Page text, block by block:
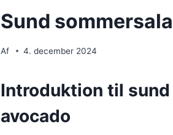
Sund
Af 4. december 2024
Introduktion til
avocado